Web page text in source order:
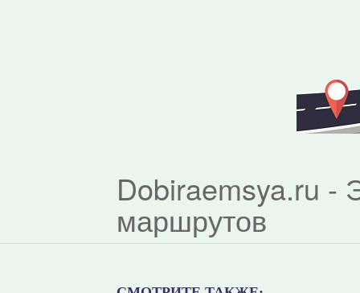
Dobiraemsya.ru -
маршрутов